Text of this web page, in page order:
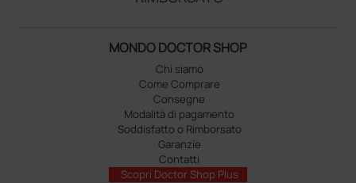
MONDO DOCTOR SHOP
Chi siamo
Come Comprare
Consegne
Modalità di pagamento
Soddisfatto o Rimborsato
Garanzie
Contatti
Scopri Doctor Shop Plus